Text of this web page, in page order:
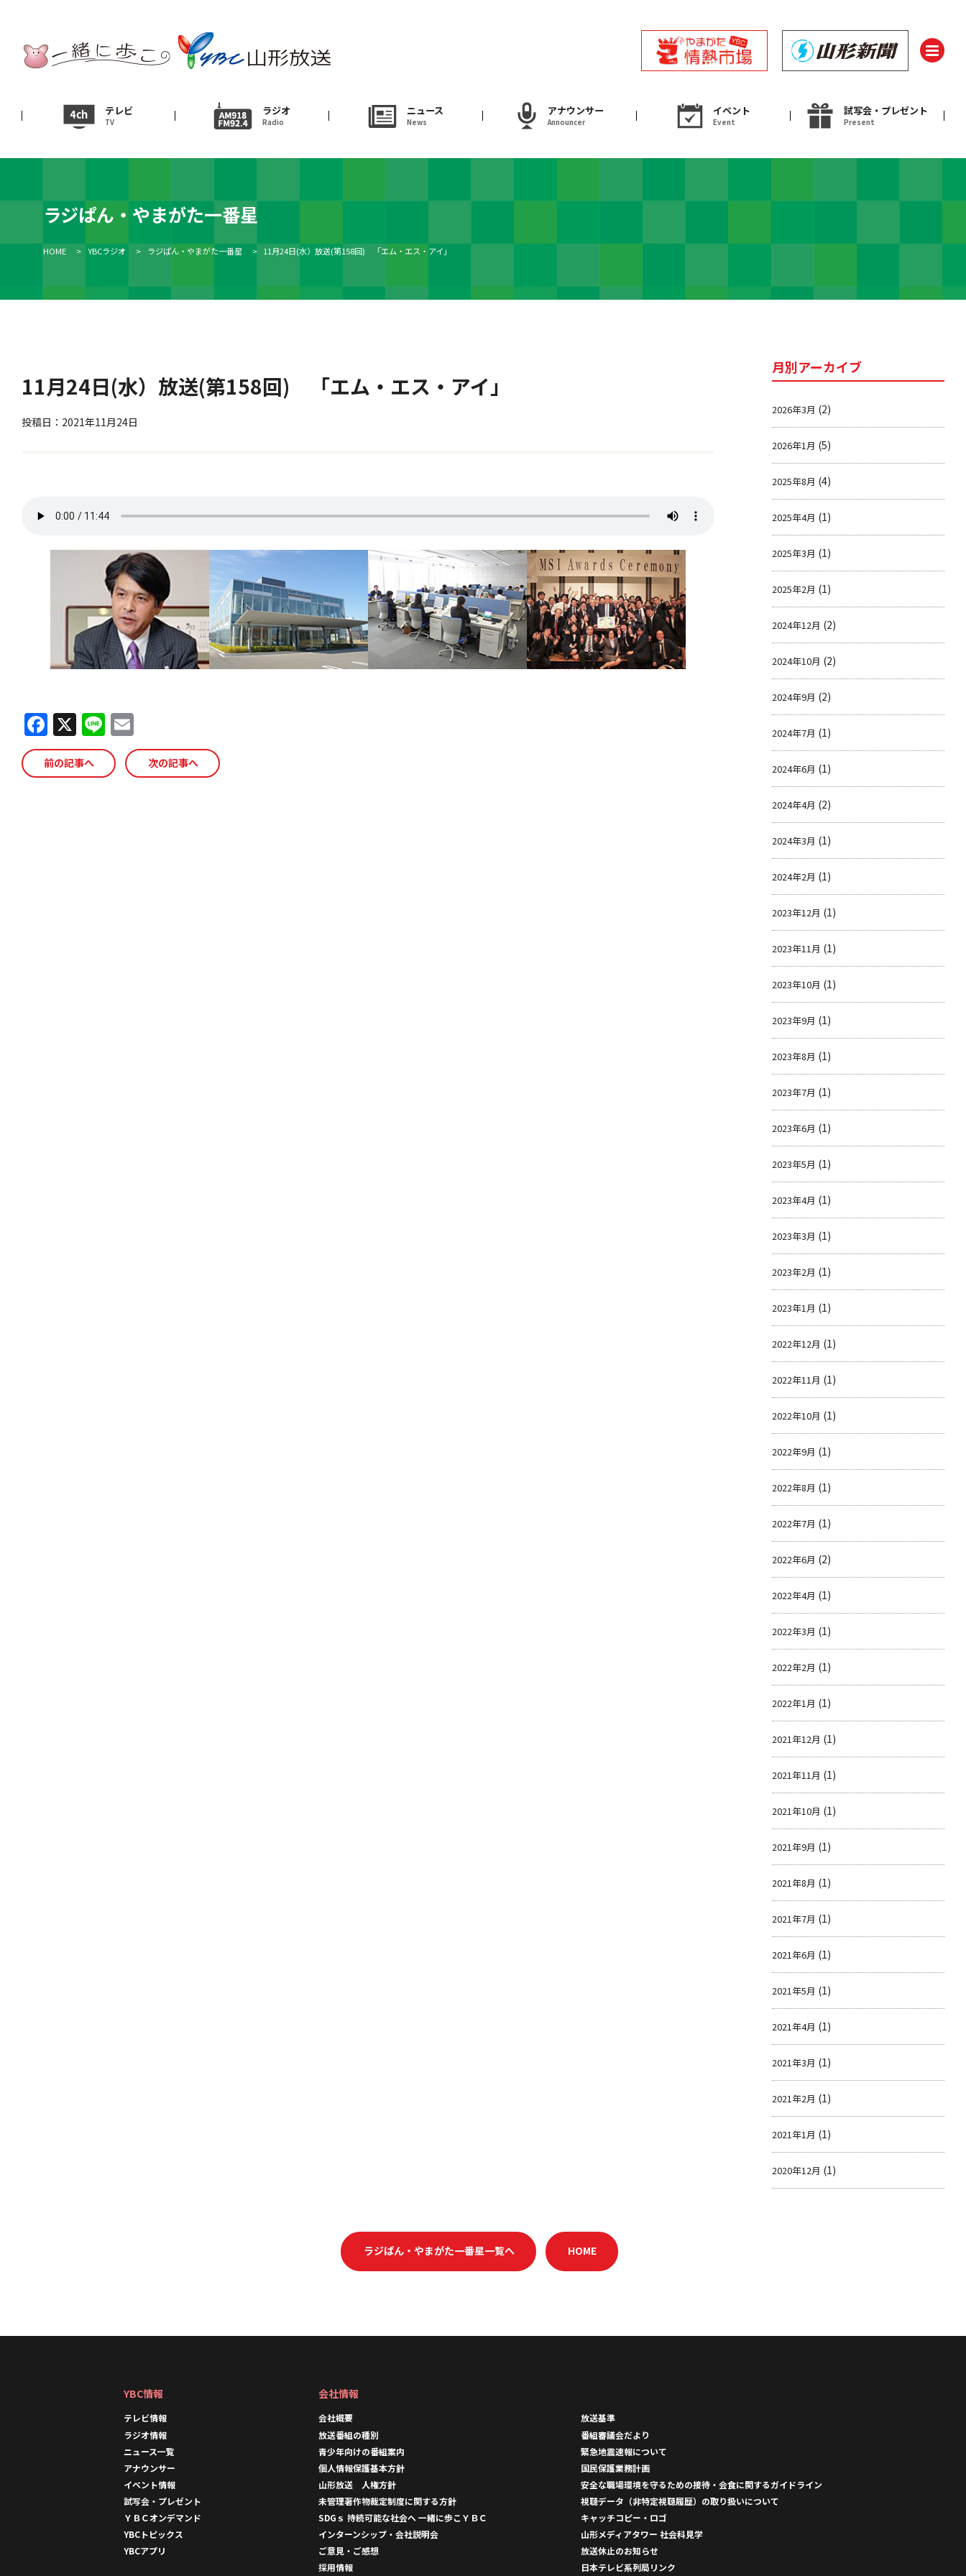
テレビ
TV
ラジオ
Radio
ニュース
News
アナウンサー
Announcer
イベント
Event
試写会・プレゼント
Present
テレビ
ニュース
News
アナウンサー
Announcer
イベント 試写会・プレゼント
ＹＢＣオンデマンド
ラジぱん・やまがた一番星
HOME > YBCラジオ > ラジぱん・やまがた一番星 > 11月24日(水）放送(第158回) 「エム・エス・アイ」
11月24日(水）放送(第158回) 「エム・エス・アイ」
投稿日：2021年11月24日
F
a
c
X Li
n
e
m
ai
前の記事へ 次の記事へ
月別アーカイブ
2026年3月 (2)
2026年1月 (5)
2025年8月 (4)
2025年4月 (1)
2025年3月 (1)
2025年2月 (1)
2024年12月 (2)
2024年10月 (2)
2024年9月 (2)
2024年7月 (1)
2024年6月 (1)
2024年4月 (2)
2024年3月 (1)
2024年2月 (1)
2023年12月 (1)
2023年11月 (1)
2023年10月 (1)
2023年9月 (1)
2023年8月 (1)
2023年7月 (1)
2023年6月 (1)
2023年5月 (1)
2023年4月 (1)
2023年3月 (1)
2023年2月 (1)
2023年1月 (1)
2022年12月 (1)
2022年11月 (1)
2022年10月 (1)
2022年9月 (1)
2022年8月 (1)
2022年7月 (1)
2022年6月 (2)
2022年4月 (1)
2022年3月 (1)
2022年2月 (1)
2022年1月 (1)
2021年12月 (1)
2021年11月 (1)
2021年10月 (1)
2021年9月 (1)
2021年8月 (1)
2021年7月 (1)
2021年6月 (1)
2021年5月 (1)
2021年4月 (1)
2021年3月 (1)
2021年2月 (1)
2021年1月 (1)
2020年12月 (1)
ラジぱん・やまがた一番星一覧へ HOME
YBC情報
テレビ情報
ラジオ情報
ニュース一覧
アナウンサー
イベント情報
試写会・プレゼント
ＹＢＣオンデマンド
YBCトピックス
YBCアプリ
会社情報
会社概要
放送基準
放送番組の種別
番組審議会だより
青少年向けの番組案内
緊急地震速報について
個人情報保護基本方針
国民保護業務計画
山形放送 人権方針
安全な職場環境を守るための接待・会食に関するガイドライン
未管理著作物裁定制度に関する方針
視聴データ（非特定視聴履歴）の取り扱いについて
SDGｓ 持続可能な社会へ 一緒に歩こＹＢＣ
キャッチコピー・ロゴ
インターンシップ・会社説明会
山形メディアタワー 社会科見学
ご意見・ご感想
放送休止のお知らせ
採用情報
日本テレビ系列局リンク